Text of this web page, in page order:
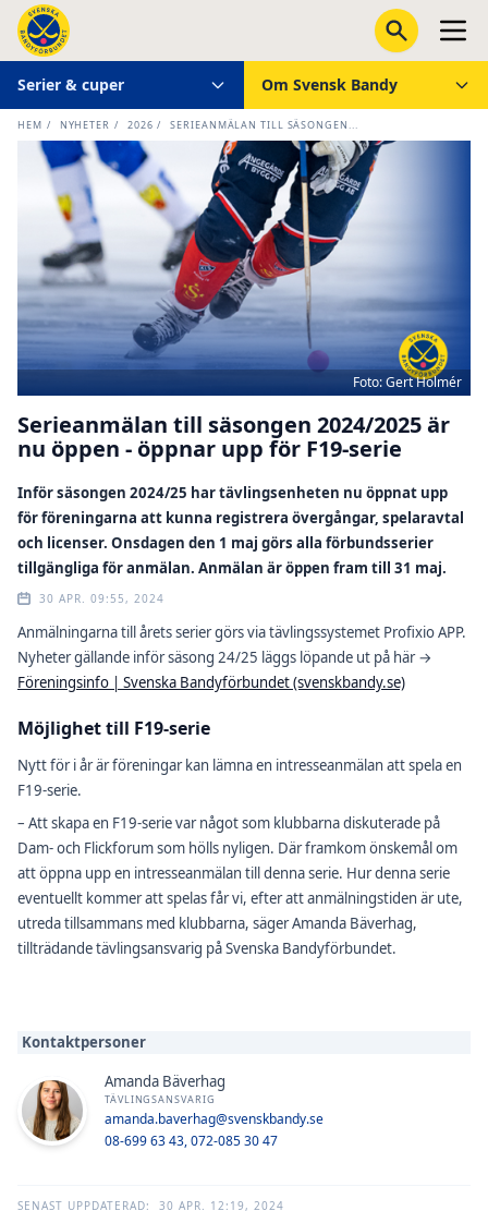
Serier & cuper Om Svensk Bandy
HEM / NYHETER / 2026 / SERIEANMÄLAN TILL SÄSONGEN...
Foto: Gert Holmér
Serieanmälan till säsongen 2024/2025 är
nu öppen - öppnar upp för F19-serie
Inför säsongen 2024/25 har tävlingsenheten nu öppnat upp
för föreningarna att kunna registrera övergångar, spelaravtal
och licenser. Onsdagen den 1 maj görs alla förbundsserier
tillgängliga för anmälan. Anmälan är öppen fram till 31 maj.
30 APR. 09:55, 2024
Anmälningarna till årets serier görs via tävlingssystemet Profixio APP.
Nyheter gällande inför säsong 24/25 läggs löpande ut på här →
Föreningsinfo | Svenska Bandyförbundet (svenskbandy.se)
Möjlighet till F19-serie
Nytt för i år är föreningar kan lämna en intresseanmälan att spela en
F19-serie.
– Att skapa en F19-serie var något som klubbarna diskuterade på
Dam- och Flickforum som hölls nyligen. Där framkom önskemål om
att öppna upp en intresseanmälan till denna serie. Hur denna serie
eventuellt kommer att spelas får vi, efter att anmälningstiden är ute,
utreda tillsammans med klubbarna, säger Amanda Bäverhag,
tillträdande tävlingsansvarig på Svenska Bandyförbundet.
Kontaktpersoner
Amanda Bäverhag
TÄVLINGSANSVARIG
amanda.baverhag@svenskbandy.se
08-699 63 43, 072-085 30 47
SENAST UPPDATERAD: 30 APR. 12:19, 2024